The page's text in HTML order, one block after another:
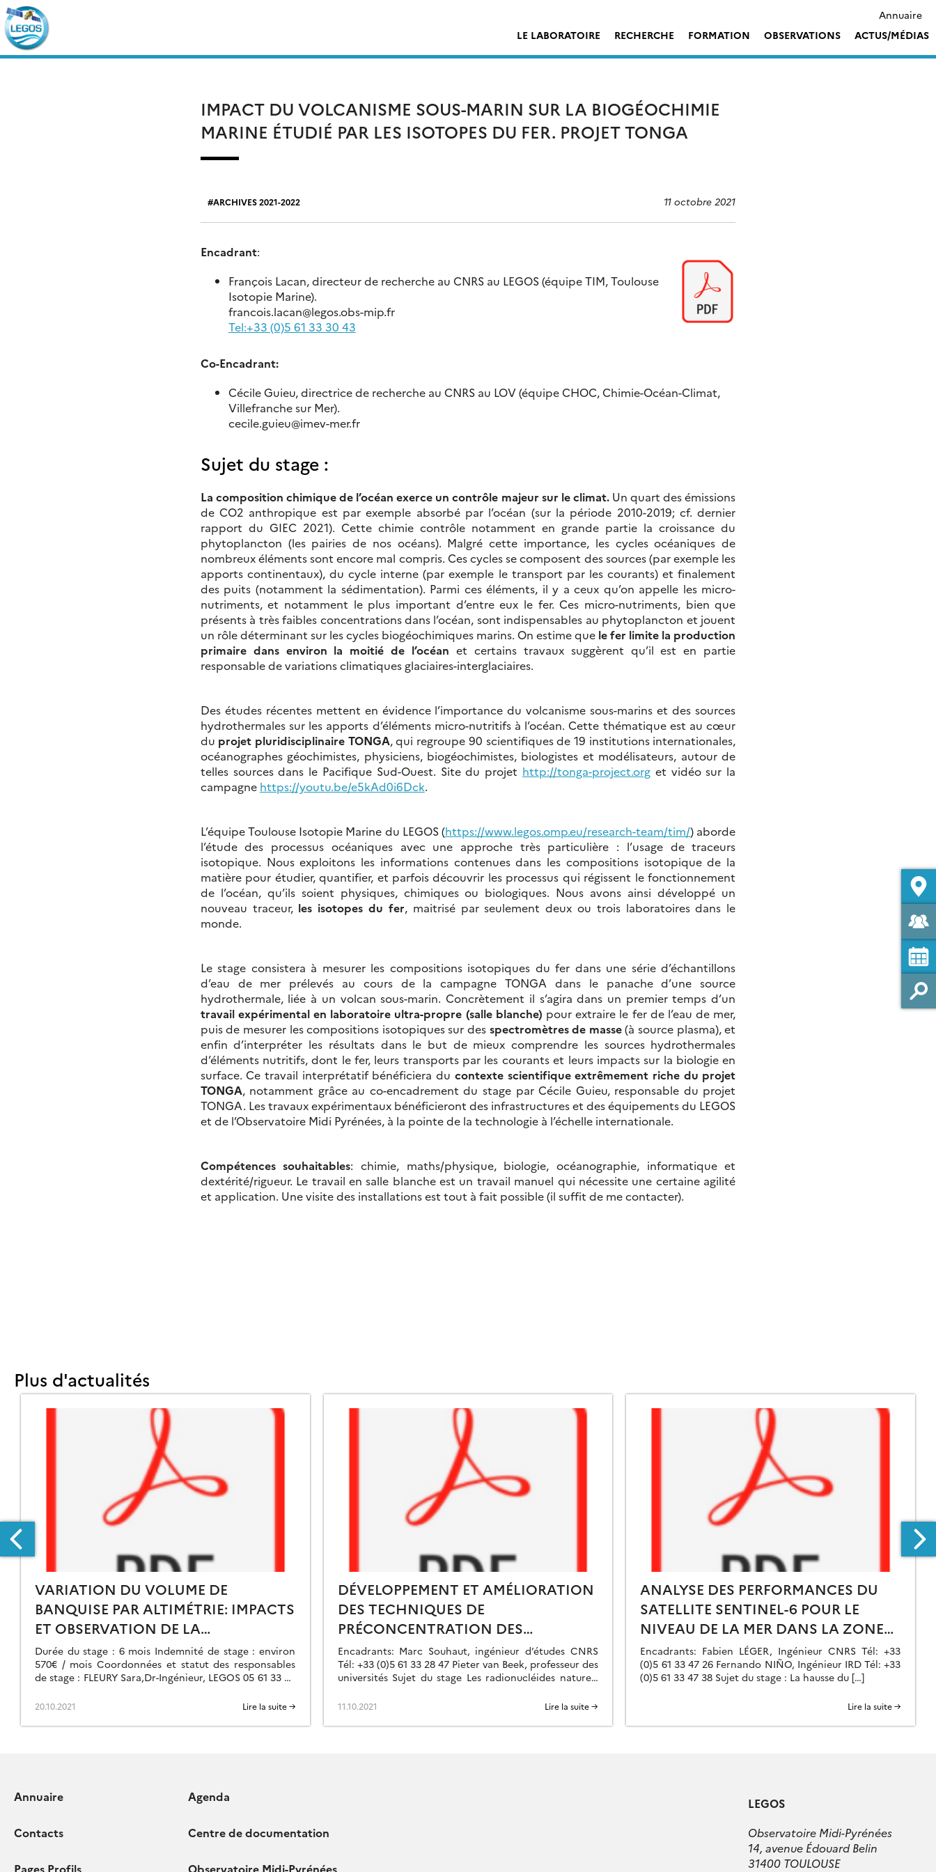
Skip
to
content
Annuaire
LE LABORATOIRE
RECHERCHE FORMATION OBSERVATIONS ACTUS/MÉDIAS
IMPACT DU VOLCANISME SOUS-MARIN SUR LA BIOGÉOCHIMIE
MARINE ÉTUDIÉ PAR LES ISOTOPES DU FER. PROJET TONGA
ARCHIVES 2021-2022 11 octobre 2021
Encadrant:
François Lacan, directeur de recherche au CNRS au LEGOS (équipe TIM, Toulouse
Isotopie Marine).
francois.lacan@legos.obs-mip.fr
Tel:+33 (0)5 61 33 30 43
Co-Encadrant:
Cécile Guieu, directrice de recherche au CNRS au LOV (équipe CHOC, Chimie-Océan-Climat,
Villefranche sur Mer).
cecile.guieu@imev-mer.fr
Sujet du stage :
La composition chimique de l’océan exerce un contrôle majeur sur le climat.Un quart des émissions
de CO2 anthropique est par exemple absorbé par l’océan (sur la période 2010-2019; cf. dernier
rapport du GIEC 2021). Cette chimie contrôle notamment en grande partie la croissance du
phytoplancton (les pairies de nos océans). Malgré cette importance, les cycles océaniques de
nombreux éléments sont encore mal compris. Ces cycles se composent des sources (par exemple les
apports continentaux), du cycle interne (par exemple le transport par les courants) et finalement
des puits (notamment la sédimentation). Parmi ces éléments, il y a ceux qu’on appelle les micro-
nutriments, et notamment le plus important d’entre eux le fer. Ces micro-nutriments, bien que
présents à très faibles concentrations dans l’océan, sont indispensables au phytoplancton et jouent
un rôle déterminant sur les cycles biogéochimiques marins. On estime que le fer limite la production
primaire dans environ la moitié de l’océan et certains travaux suggèrent qu’il est en partie
responsable de variations climatiques glaciaires-interglaciaires.
Des études récentes mettent en évidence l’importance du volcanisme sous-marins et des sources
hydrothermales sur les apports d’éléments micro-nutritifs à l’océan. Cette thématique est au cœur
du projet pluridisciplinaire TONGA, qui regroupe 90 scientifiques de 19 institutions internationales,
océanographes géochimistes, physiciens, biogéochimistes, biologistes et modélisateurs, autour de
telles sources dans le Pacifique Sud-Ouest. Site du projet http://tonga-project.org et vidéo sur la
campagne https://youtu.be/e5kAd0i6Dck.
L’équipe Toulouse Isotopie Marine du LEGOS (https://www.legos.omp.eu/research-team/tim/) aborde
l’étude des processus océaniques avec une approche très particulière : l’usage de traceurs
isotopique. Nous exploitons les informations contenues dans les compositions isotopique de la
matière pour étudier, quantifier, et parfois découvrir les processus qui régissent le fonctionnement
de l’océan, qu’ils soient physiques, chimiques ou biologiques. Nous avons ainsi développé un
nouveau traceur,les isotopes du fer, maitrisé par seulement deux ou trois laboratoires dans le
monde.
Le stage consistera à mesurer les compositions isotopiques du fer dans une série d’échantillons
d’eau de mer prélevés au cours de la campagne TONGA dans le panache d’une source
hydrothermale, liée à un volcan sous-marin. Concrètement il s’agira dans un premier temps d’un
travail expérimental en laboratoire ultra-propre (salle blanche) pour extraire le fer de l’eau de mer,
puis de mesurer les compositions isotopiques sur des spectromètres de masse(à source plasma), et
enfin d’interpréter les résultats dans le but de mieux comprendre les sources hydrothermales
d’éléments nutritifs, dont le fer, leurs transports par les courants et leurs impacts sur la biologie en
surface. Ce travail interprétatif bénéficiera du contexte scientifique extrêmement riche du projet
TONGA, notamment grâce au co-encadrement du stage par Cécile Guieu, responsable du projet
TONGA. Les travaux expérimentaux bénéficieront des infrastructures et des équipements du LEGOS
et de l’Observatoire Midi Pyrénées, à la pointe de la technologie à l’échelle internationale.
Compétences souhaitables: chimie, maths/physique, biologie, océanographie, informatique et
dextérité/rigueur. Le travail en salle blanche est un travail manuel qui nécessite une certaine agilité
et application. Une visite des installations est tout à fait possible (il suffit de me contacter).
Plus d'actualités
VARIATION DU VOLUME DE
BANQUISE PAR ALTIMÉTRIE: IMPACTS
ET OBSERVATION DE LA
COUVERTURE NEIGE
Durée du stage : 6 mois Indemnité de stage : environ
570€ / mois Coordonnées et statut des responsables
de stage : FLEURY Sara,Dr-Ingénieur, LEGOS 05 61 33 27
20.10.2021 Lire la suite →
DÉVELOPPEMENT ET AMÉLIORATION
DES TECHNIQUES DE
PRÉCONCENTRATION DES
RADIOÉLÉMENTS DANS LES EAUX
(DE MER, PLUIE, RIVIÈRE ET
SOUTERRAINES)
Encadrants: Marc Souhaut, ingénieur d’études CNRS
Tél: +33 (0)5 61 33 28 47 Pieter van Beek, professeur des
universités Sujet du stage Les radionucléides naturels
11.10.2021 Lire la suite →
ANALYSE DES PERFORMANCES DU
SATELLITE SENTINEL-6 POUR LE
NIVEAU DE LA MER DANS LA ZONE
CÔTIÈRE
Encadrants: Fabien LÉGER, Ingénieur CNRS Tél: +33
(0)5 61 33 47 26 Fernando NIÑO, Ingénieur IRD Tél: +33
(0)5 61 33 47 38 Sujet du stage : La hausse du […]
Lire la suite →
Annuaire
Contacts
Pages Profils
Agenda
Centre de documentation
Observatoire Midi-Pyrénées
LEGOS
Observatoire Midi-Pyrénées
14, avenue Édouard Belin
31400 TOULOUSE